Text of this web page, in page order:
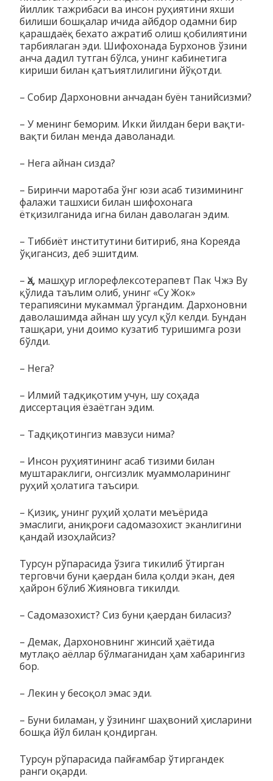
йиллик тажри­баси ва инсон руҳиятини яхши
билиши бошқалар ичида айбдор одам­­­ни бир
қарашдаёқ бехато ажратиб олиш қобилиятини
тар­­­биялаган эди. Шифохонада Бурхонов ўзини
анча дадил тут­­ган бўлса, унинг кабинетига
кириши билан қатъиятлилигини йўқотди.
– Собир Дархоновни анчадан буён танийсизми?
– У менинг беморим. Икки йилдан бери вақти-
вақти билан менда даволанади.
– Нега айнан сизда?
– Биринчи маротаба ўнг юзи асаб тизимининг
фалажи таш­­­хиси билан шифохонага
ётқизилганида игна билан даво­ла­ган эдим.
– Тиббиёт институтини битириб, яна Кореяда
ўқигансиз, деб эшитдим.
– Ҳа, машҳур иглорефлексотерапевт Пак Чжэ Ву
қўлида таъ­лим олиб, унинг «Су Жок»
терапиясини мукаммал ўрган­дим. Дархоновни
даволашимда айнан шу усул қўл келди. Бундан
ташқари, уни доимо кузатиб туришимга рози
бўлди.
– Нега?
– Илмий тадқиқотим учун, шу соҳада
диссертация ёзаётган эдим.
– Тадқиқотингиз мавзуси нима?
– Инсон руҳиятининг асаб тизими билан
муштараклиги, онг­сизлик муаммоларининг
руҳий ҳолатига таъсири.
– Қизиқ, унинг руҳий ҳолати меъёрида
эмаслиги, аниқроғи садомазохист эканлигини
қандай изоҳлайсиз?
Турсун рўпарасида ўзига тикилиб ўтирган
терговчи буни қаердан била қолди экан, дея
ҳайрон бўлиб Жияновга тикилди.
– Садомазохист? Сиз буни қаердан биласиз?
– Демак, Дархоновнинг жинсий ҳаётида
мутлақо аёллар бўлмаганидан ҳам хабарингиз
бор.
– Лекин у бесоқол эмас эди.
– Буни биламан, у ўзининг шаҳвоний ҳисларини
бошқа йўл билан қондирган.
Турсун рўпарасида пайғамбар ўтиргандек
ранги оқарди.